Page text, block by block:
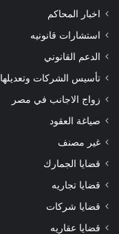
اخبار المحاكم
استشارات قانونيه
الدعم القانوني
تأسيس الشركات وتعديلها
زواج الاجانب في مصر
صياغة العقود
غير مصنف
قضايا الجمارك
قضايا تجاريه
قضايا شركات
قضايا عقاريه